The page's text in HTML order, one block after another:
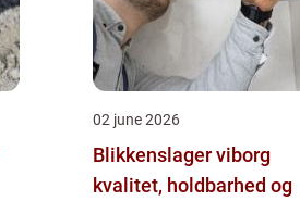
02 june 2026
Blikkenslager viborg
kvalitet, holdbarhed og